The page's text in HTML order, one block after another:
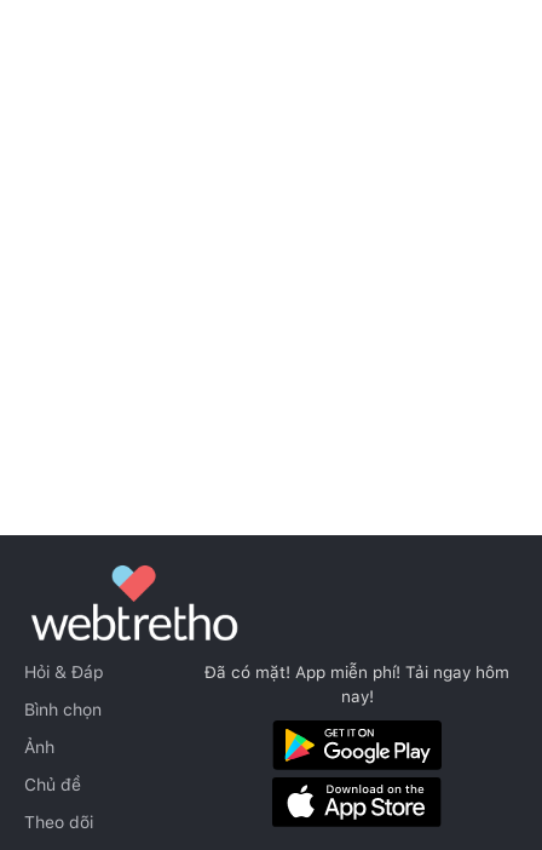
Hỏi & Đáp
Bình chọn
Ảnh
Chủ đề
Theo dõi
Đã có mặt! App miễn phí! Tải ngay hôm
nay!